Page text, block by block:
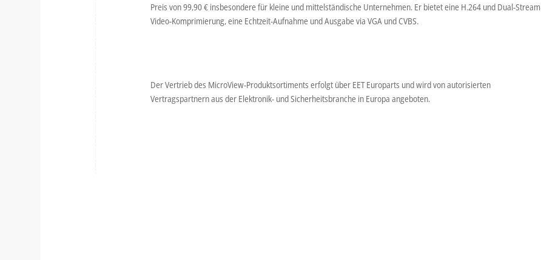
Preis von 99,90 € insbesondere für kleine und mittelständische Unternehmen. Er bietet eine H.264 und Dual-Stream
Video-Komprimierung, eine Echtzeit-Aufnahme und Ausgabe via VGA und CVBS.
Der Vertrieb des MicroView-Produktsortiments erfolgt über EET Europarts und wird von autorisierten
Vertragspartnern aus der Elektronik- und Sicherheitsbranche in Europa angeboten.